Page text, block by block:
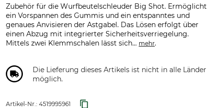
Zubehör für die Wurfbeutelschleuder Big Shot. Ermöglicht
ein Vorspannen des Gummis und ein entspanntes und
genaues Anvisieren der Astgabel. Das Lösen erfolgt über
einen Abzug mit integrierter Sicherheitsverriegelung.
Mittels zwei Klemmschalen lässt sich... mehr.
Die Lieferung dieses Artikels ist nicht in alle Länder
möglich.
Artikel-Nr.: 4519995961